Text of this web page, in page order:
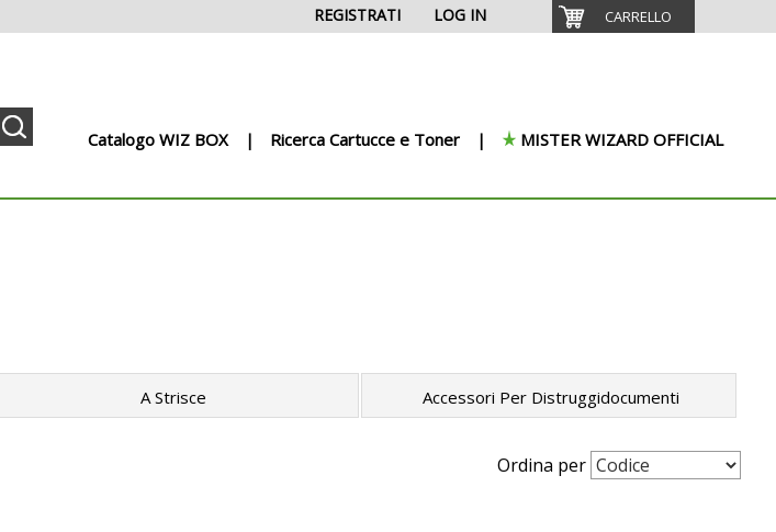
CARRELLO
LOG IN
REGISTRATI
Catalogo WIZ BOX Ricerca Cartucce e Toner MISTER WIZARD OFFICIAL
A Strisce Accessori Per Distruggidocumenti
Ordina per